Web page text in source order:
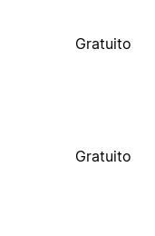
Gratuito
Gratuito